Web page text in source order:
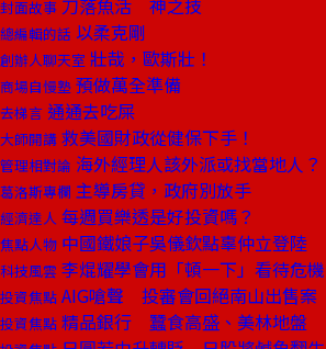
封面故事 刀落魚活 神之技
總編輯的話 以柔克剛
創辦人聊天室 壯哉，歐斯壯！
商場自慢塾 預做萬全準備
去梯言 通通去吃屎
大師開講 救美國財政從健保下手！
管理相對論 海外經理人該外派或找當地人？
葛洛斯專欄 主導房貸，政府別放手
經濟達人 每週買樂透是好投資嗎？
焦點人物 中國鐵娘子吳儀欽點辜仲立登陸
科技風雲 李焜耀學會用「頓一下」看待危機
投資焦點 AIG嗆聲 投審會回絕南山出售案
投資焦點 精品銀行 蠶食高盛、美林地盤